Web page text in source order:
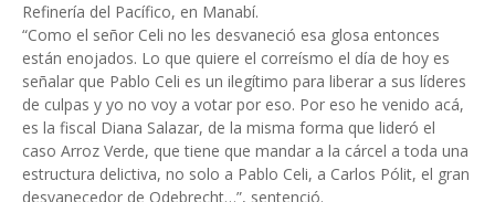
Refinería del Pacífico, en Manabí.
“Como el señor Celi no les desvaneció esa glosa entonces
están enojados. Lo que quiere el correísmo el día de hoy es
señalar que Pablo Celi es un ilegítimo para liberar a sus líderes
de culpas y yo no voy a votar por eso. Por eso he venido acá,
es la fiscal Diana Salazar, de la misma forma que lideró el
caso Arroz Verde, que tiene que mandar a la cárcel a toda una
estructura delictiva, no solo a Pablo Celi, a Carlos Pólit, el gran
desvanecedor de Odebrecht…”, sentenció.